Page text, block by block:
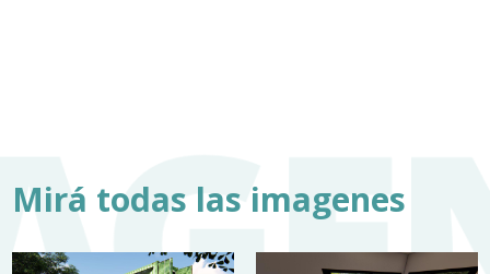
Mirá todas las imagenes